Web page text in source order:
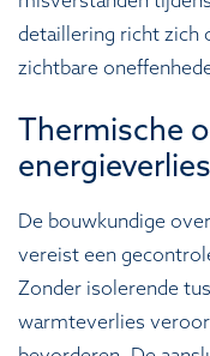
detaillering richt zich
zichtbare
Thermische
De bouwkundige
vereist een
Zonder isolerende
warmteverlies